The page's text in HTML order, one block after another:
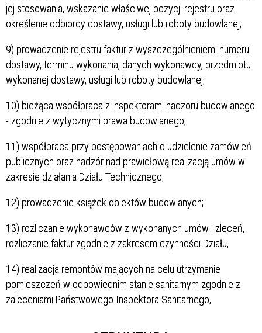
jej stosowania, wskazanie właściwej pozycji rejestru oraz
określenie odbiorcy dostawy, usługi lub roboty budowlanej;
9) prowadzenie rejestru faktur z wyszczególnieniem: numeru
dostawy, terminu wykonania, danych wykonawcy, przedmiotu
wykonanej dostawy, usługi lub roboty budowlanej;
10) bieżąca współpraca z inspektorami nadzoru budowlanego
- zgodnie z wytycznymi prawa budowlanego;
11) współpraca przy postępowaniach o udzielenie zamówień
publicznych oraz nadzór nad prawidłową realizacją umów w
zakresie działania Działu Technicznego;
12) prowadzenie książek obiektów budowlanych;
13) rozliczanie wykonawców z wykonanych umów i zleceń,
rozliczanie faktur zgodnie z zakresem czynności Działu,
14) realizacja remontów mających na celu utrzymanie
pomieszczeń w odpowiednim stanie sanitarnym zgodnie z
zaleceniami Państwowego Inspektora Sanitarnego,